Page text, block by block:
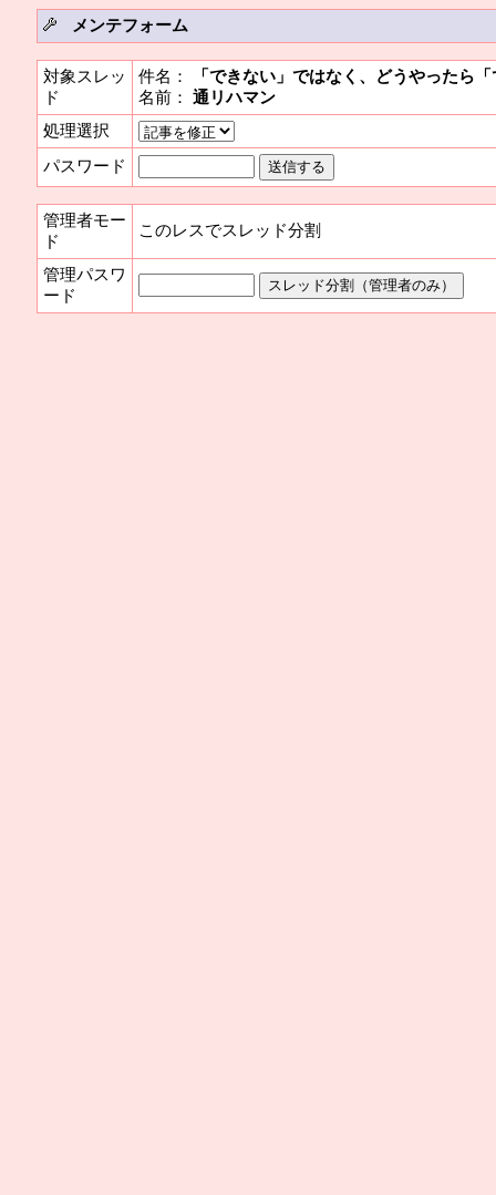
メンテフォーム
対象スレッ
ド
件名：
「できない」ではなく、どうやったら
名前： 通リハマン
処理選択
パスワード
管理者モー
ド
このレスでスレッド分割
管理パスワ
ード